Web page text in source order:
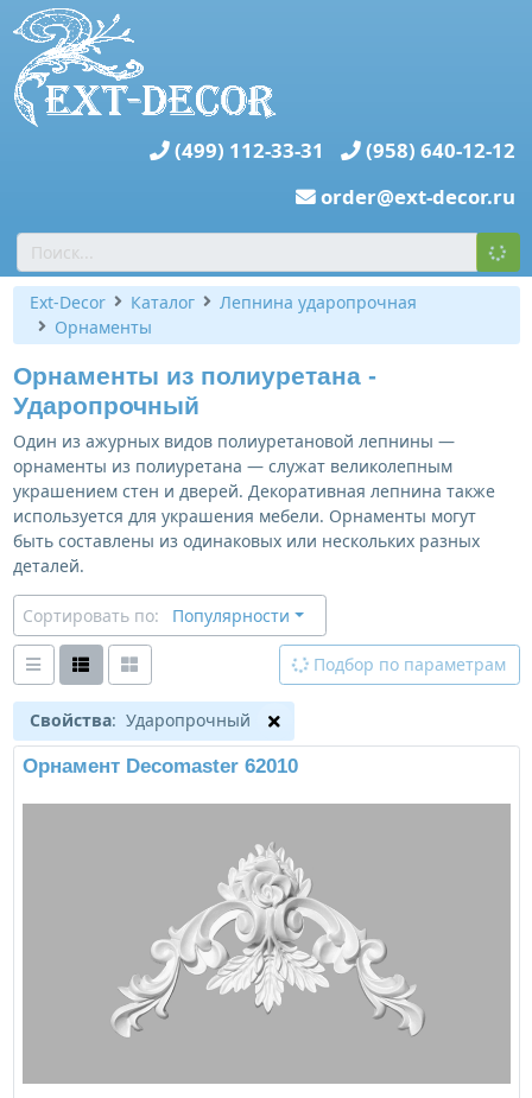
(499) 112-33-31
(958) 640-12-12
order@ext-decor.ru
Ext-Decor Каталог
Лепнина ударопрочная
Орнаменты
Орнаменты из полиуретана -
Ударопрочный
Один из ажурных видов полиуретановой лепнины —
орнаменты из полиуретана — служат великолепным
украшением стен и дверей. Декоративная лепнина также
используется для украшения мебели. Орнаменты могут
быть составлены из одинаковых или нескольких разных
деталей.
Сортировать по: Популярности
Подбор по параметрам
Свойства: Ударопрочный
Орнамент Decomaster 62010